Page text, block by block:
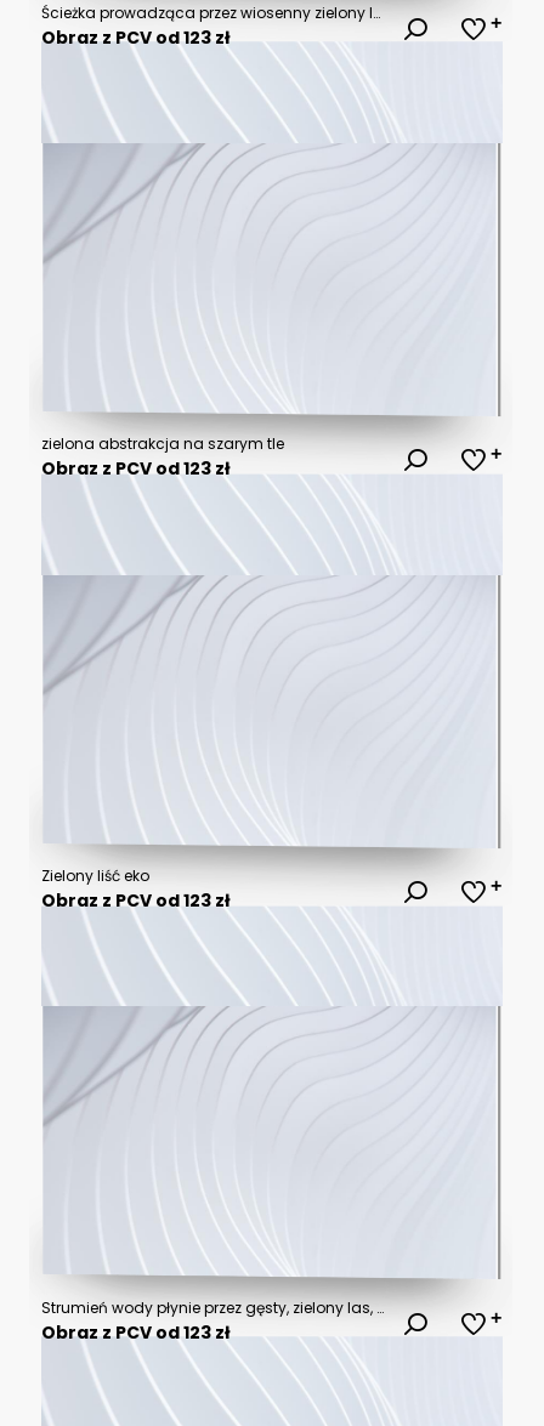
Ścieżka prowadząca przez wiosenny zielony las skąpany w promieniach słońca
Obraz z PCV od 123 zł
zielona abstrakcja na szarym tle
Obraz z PCV od 123 zł
Zielony liść eko
Obraz z PCV od 123 zł
Strumień wody płynie przez gęsty, zielony las, tworząc malowniczy krajobraz. Słyszalne są dźwięki spływającej wody, która biegnie przez tętniącą życiem przyrodę
Obraz z PCV od 123 zł